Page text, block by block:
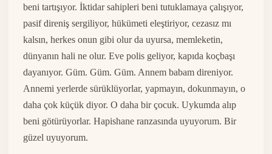
beni tartışıyor. İktidar sahipleri beni tutuklamaya çalışıyor,
pasif direniş sergiliyor, hükümeti eleştiriyor, cezasız mı
kalsın, herkes onun gibi olur da uyursa, memleketin,
dünyanın hali ne olur. Eve polis geliyor, kapıda koçbaşı
dayanıyor. Güm. Güm. Güm. Annem babam direniyor.
Annemi yerlerde sürüklüyorlar, yapmayın, dokunmayın, o
daha çok küçük diyor. O daha bir çocuk. Uykumda alıp
beni götürüyorlar. Hapishane ranzasında uyuyorum. Bir
güzel uyuyorum.